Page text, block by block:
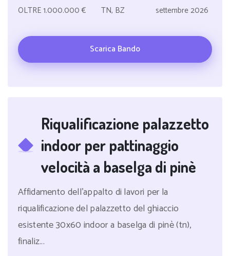
OLTRE 1.000.000 € TN, BZ settembre 2026
Scarica Bando
Riqualificazione palazzetto
indoor per pattinaggio
velocità a baselga di pinè
Affidamento dell'appalto di lavori per la
riqualificazione del palazzetto del ghiaccio
esistente 30x60 indoor a baselga di pinè (tn),
finaliz...